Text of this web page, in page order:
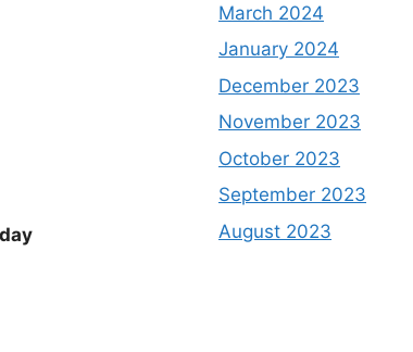
March 2024
January 2024
December 2023
November 2023
October 2023
September 2023
August 2023